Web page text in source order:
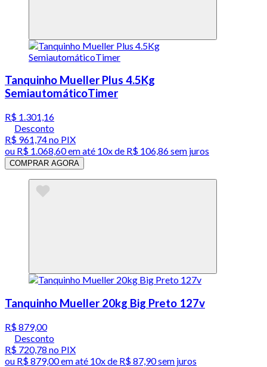
Tanquinho Mueller Plus 4.5Kg
SemiautomáticoTimer
R$ 1.301,16
Desconto
R$ 961,74no PIX
ou R$ 1.068,60em até 10x de R$ 106,86 sem juros
COMPRAR AGORA
Tanquinho Mueller 20kg Big Preto 127v
R$ 879,00
Desconto
R$ 720,78 no PIX
ou R$ 879,00em até 10x de R$ 87,90 sem juros